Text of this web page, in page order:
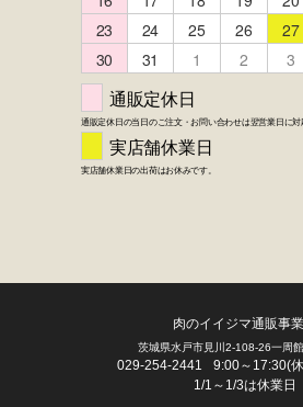
肉のイイジマ通販事
茨城県水戸市見川2-108-26一周
029-254-2441
9:00～17:30(
1/1～1/3は休業日